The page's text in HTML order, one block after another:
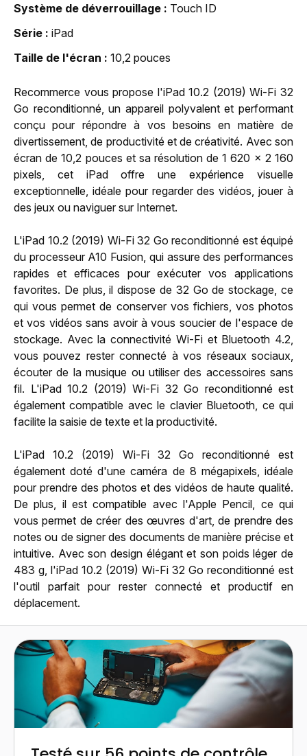
Système de déverrouillage
Touch ID
Série
iPad
Taille de l'écran
10,2 pouces
Recommerce vous propose l'iPad 10.2 (2019) Wi-Fi 32
Go reconditionné, un appareil polyvalent et performant
conçu pour répondre à vos besoins en matière de
divertissement, de productivité et de créativité. Avec son
écran de 10,2 pouces et sa résolution de 1 620 x 2 160
pixels, cet iPad offre une expérience visuelle
exceptionnelle, idéale pour regarder des vidéos, jouer à
des jeux ou naviguer sur Internet.
L'iPad 10.2 (2019) Wi-Fi 32 Go reconditionné est équipé
du processeur A10 Fusion, qui assure des performances
rapides et efficaces pour exécuter vos applications
favorites. De plus, il dispose de 32 Go de stockage, ce
qui vous permet de conserver vos fichiers, vos photos
et vos vidéos sans avoir à vous soucier de l'espace de
stockage. Avec la connectivité Wi-Fi et Bluetooth 4.2,
vous pouvez rester connecté à vos réseaux sociaux,
écouter de la musique ou utiliser des accessoires sans
fil. L'iPad 10.2 (2019) Wi-Fi 32 Go reconditionné est
également compatible avec le clavier Bluetooth, ce qui
facilite la saisie de texte et la productivité.
L'iPad 10.2 (2019) Wi-Fi 32 Go reconditionné est
également doté d'une caméra de 8 mégapixels, idéale
pour prendre des photos et des vidéos de haute qualité.
De plus, il est compatible avec l'Apple Pencil, ce qui
vous permet de créer des œuvres d'art, de prendre des
notes ou de signer des documents de manière précise et
intuitive. Avec son design élégant et son poids léger de
483 g, l'iPad 10.2 (2019) Wi-Fi 32 Go reconditionné est
l'outil parfait pour rester connecté et productif en
déplacement.